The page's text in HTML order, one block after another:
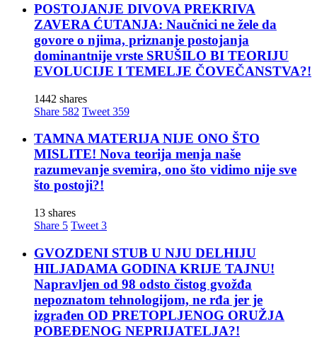
POSTOJANJE DIVOVA PREKRIVA
ZAVERA ĆUTANJA: Naučnici ne žele da
govore o njima, priznanje postojanja
dominantnije vrste SRUŠILO BI TEORIJU
EVOLUCIJE I TEMELJE ČOVEČANSTVA?!
1442 shares
Share 582 Tweet 359
TAMNA MATERIJA NIJE ONO ŠTO
MISLITE! Nova teorija menja naše
razumevanje svemira, ono što vidimo nije sve
što postoji?!
13 shares
Share 5 Tweet 3
GVOZDENI STUB U NJU DELHIJU
HILJADAMA GODINA KRIJE TAJNU!
Napravljen od 98 odsto čistog gvožđa
nepoznatom tehnologijom, ne rđa jer je
izgrađen OD PRETOPLJENOG ORUŽJA
POBEĐENOG NEPRIJATELJA?!